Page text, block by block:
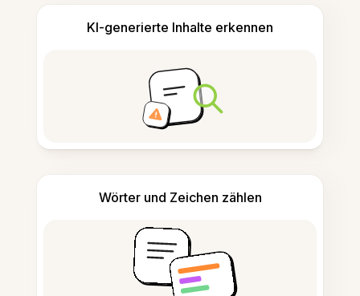
KI-generierte Inhalte erkennen
Wörter und Zeichen zählen